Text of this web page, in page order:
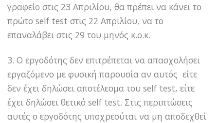
γραφείο στις 23 Απριλίου, θα πρέπει να κάνει το
πρώτο self test στις 22 Απριλίου, να το
επαναλάβει στις 29 του μηνός κ.ο.κ.
3. Ο εργοδότης δεν επιτρέπεται να απασχολήσει
εργαζόμενο με φυσική παρουσία αν αυτός είτε
δεν έχει δηλώσει αποτέλεσμα του self test, είτε
έχει δηλώσει θετικό self test. Στις περιπτώσεις
αυτές ο εργοδότης υποχρεούται να μη αποδεχθεί